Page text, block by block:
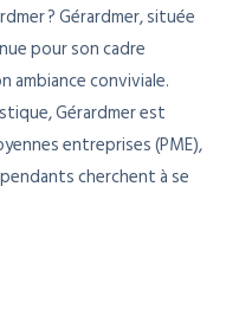
? Gérardmer, située
pour son cadre
ambiance conviviale.
Gérardmer est
entreprises (PME),
cherchent à se